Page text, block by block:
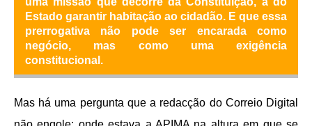
Estado garantir habitação ao cidadão. E que essa
prerrogativa não pode ser encarada como
negócio, mas como uma exigência
constitucional.
Mas há uma pergunta que a redacção do Correio Digital